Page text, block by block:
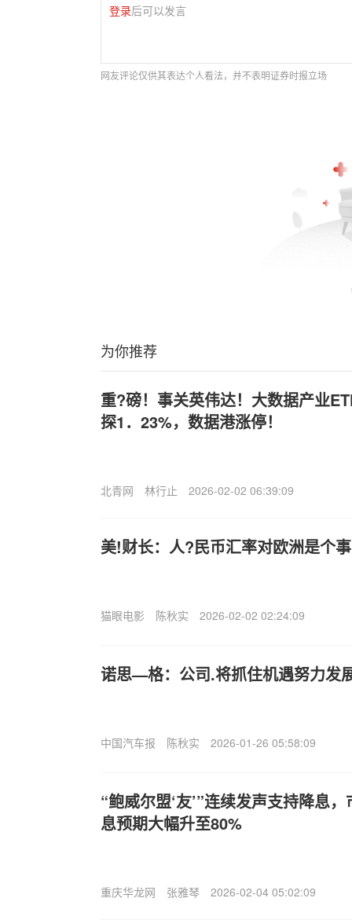
登录后可以发言
网友评论仅供其表达个人看法，并不表明证券时报立场
为你推荐
重?磅！事关英伟达！大数据产业
探1．23%，数据港涨停！
北青网 林行止 2026-02-02 06:39:09
美!财长：人?民币汇率对欧洲是个
猫眼电影 陈秋实 2026-02-02 02:24:09
诺思—格：公司.将抓住机遇努力发
中国汽车报 陈秋实 2026-01-26 05:58:09
“鲍威尔盟‘友’”连续发声支持降息
息预期大幅升至80%
重庆华龙网 张雅琴 2026-02-04 05:02:09